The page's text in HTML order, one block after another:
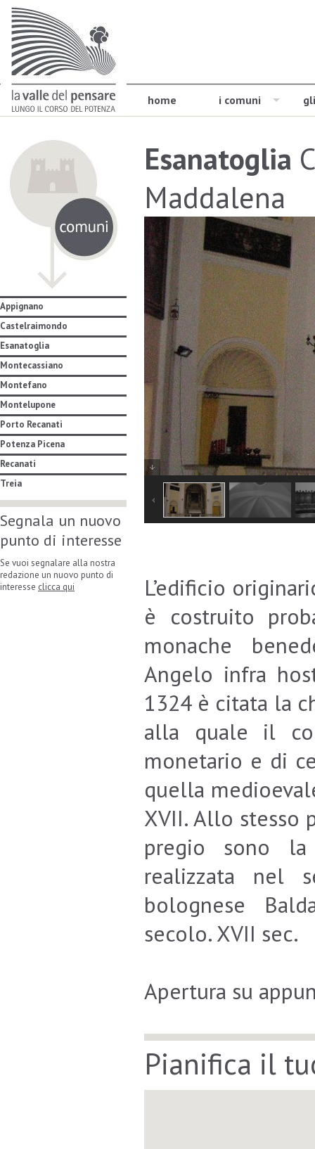
home i comuni
Appignano
Castelraimondo
Esanatoglia
Montecassiano
Montefano
Montelupone
Porto Recanati
Potenza Picena
Recanati
Treia
Segnala un nuovo
punto di interesse
Se vuoi segnalare alla nostra
redazione un nuovo punto di
interesse clicca qui
Esanatoglia
Maddalena
L’edificio
è costruito
monache
Angelo infra
1324 è citata la
alla quale il
monetario e di
quella
XVII. Allo stesso
pregio sono la
realizzata nel
bolognese
secolo. XVII sec.
Apertura su
Pianifica il